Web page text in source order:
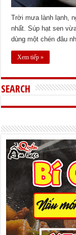
Trời mưa lành lạnh,
nhất. Súp hạt sen
dùng một chén đâu
Xem tiếp »
SEARCH